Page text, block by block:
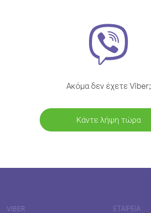
Ακόμα δεν έχετε Viber;
Κάντε λήψη τώρα
VIBER ΕΤΑΙΡΕΊΑ